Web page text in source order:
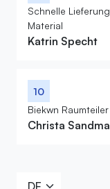
Schnelle
Material
Katrin Specht
10
Biekwn Raumteiler
Christa